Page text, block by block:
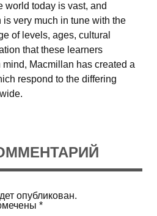
world today is vast, and
is very much in tune with the
of levels, ages, cultural
that these learners
Macmillan has created a
respond to the differing
опубликован.
*